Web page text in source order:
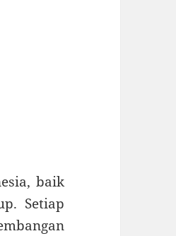
baik
Setiap